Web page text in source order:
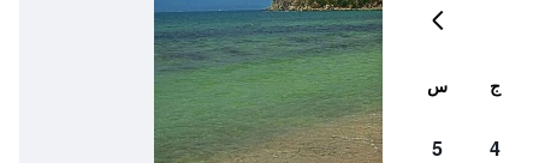
ج س
4
5